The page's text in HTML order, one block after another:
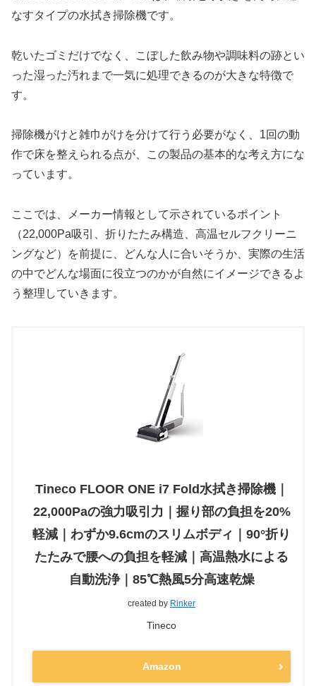
なすタイプの水拭き掃除機です。
乾いたゴミだけでなく、こぼした飲み物や調味料の跡とい
った湿った汚れまで一気に処理できるのが大きな特徴で
す。
掃除機がけと雑巾がけを分けて行う必要がなく、1回の動
作で床を整えられる点が、この製品の基本的な考え方にな
っています。
ここでは、メーカー情報として示されているポイント
（22,000Pa吸引、折りたたみ構造、高温セルフクリーニ
ングなど）を前提に、どんな人に合いそうか、実際の生活
の中でどんな場面に役立つのかが自然にイメージできるよ
う整理していきます。
Tineco FLOOR ONE i7 Fold水拭き掃除機｜
22,000Paの強力吸引力｜握り部の負担を20%
軽減｜わずか9.6cmのスリムボディ｜90°折り
たたみで腰への負担を軽減｜高温熱水による
自動洗浄｜85℃熱風5分高速乾燥
created by Rinker
Tineco
Amazon